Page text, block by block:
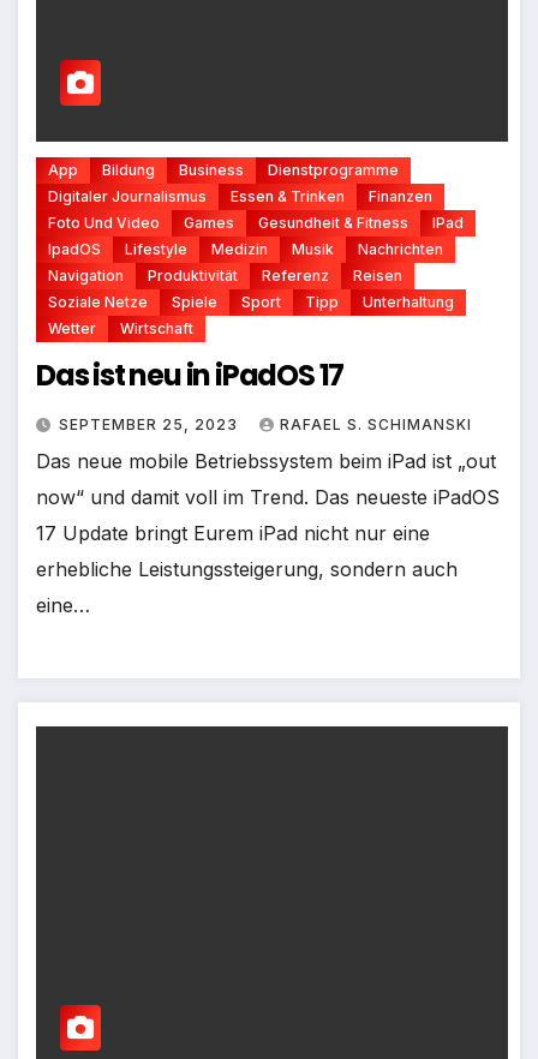
App Bildung Business
Dienstprogramme
Digitaler Journalismus
Essen & Trinken
Finanzen
Foto Und Video
Games Gesundheit & Fitness
IPad
IpadOS
Lifestyle Medizin Musik
Nachrichten
Navigation
Produktivität Referenz
Reisen
Soziale Netze
Spiele Sport Tipp
Unterhaltung
Wetter
Wirtschaft
Das ist neu in iPadOS 17
SEPTEMBER 25, 2023 RAFAEL S. SCHIMANSKI
Das neue mobile Betriebssystem beim iPad ist „out
now“ und damit voll im Trend. Das neueste iPadOS
17 Update bringt Eurem iPad nicht nur eine
erhebliche Leistungssteigerung, sondern auch
eine…